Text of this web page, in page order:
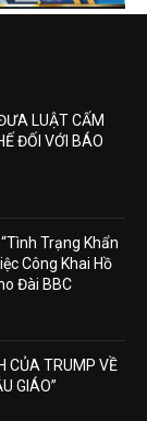
LUẬT CẤM
ĐỐI VỚI BÁO
Trạng Khẩn
Công Khai Hồ
Đài BBC
CỦA TRUMP VỀ
GIÁO”